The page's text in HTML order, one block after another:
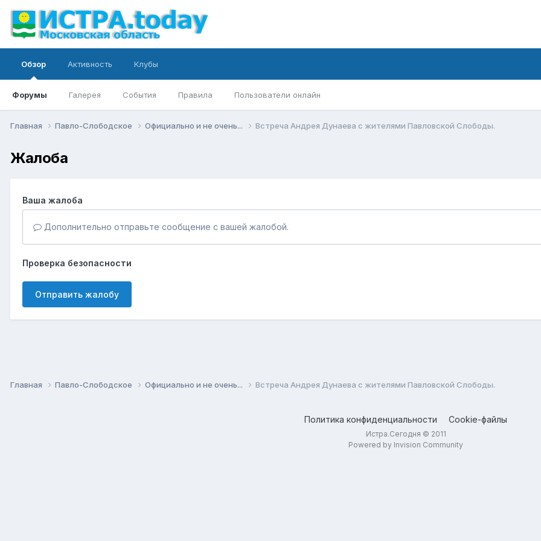
Обзор
Форумы Галерея События Правила Пользователи онлайн
Активность Клубы
Главная Павло-Слободское Официально и не очень... Встреча Андрея Дунаева с жителями Павловской Слободы.
Жалоба
Ваша жалоба
Дополнительно отправьте сообщение с вашей жалобой.
Проверка безопасности
Отправить жалобу
Главная Павло-Слободское Официально и не очень... Встреча Андрея Дунаева с жителями Павловской Слободы.
Политика конфиденциальности Cookie-файлы
Истра.Сегодня © 2011
Powered by Invision Community